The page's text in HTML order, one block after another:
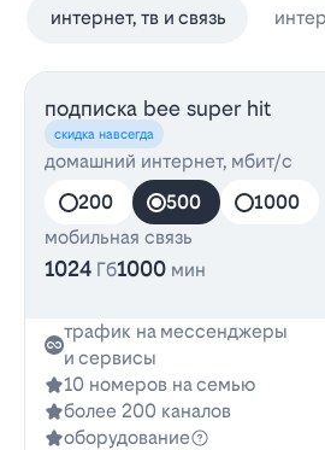
интернет, тв и связь
подписка bee super hit
скидка навсегда
домашний интернет, мбит/с
200
500
1000
мобильная связь
1024 Гб1000 мин
трафик на мессенджеры
и сервисы
10 номеров на семью
более 200 каналов
оборудование